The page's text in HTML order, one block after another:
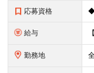
応募資格
給与
勤務地